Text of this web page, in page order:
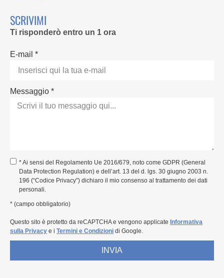
SCRIVIMI
Ti risponderò entro un 1 ora
E-mail *
Messaggio *
* Ai sensi del Regolamento Ue 2016/679, noto come GDPR (General
Data Protection Regulation) e dell’art. 13 del d. lgs. 30 giugno 2003 n.
196 (“Codice Privacy”) dichiaro il mio consenso al trattamento dei dati
personali.
* (campo obbligatorio)
Questo sito è protetto da reCAPTCHA e vengono applicate Informativa
sulla Privacy e i Termini e Condizioni di Google.
INVIA